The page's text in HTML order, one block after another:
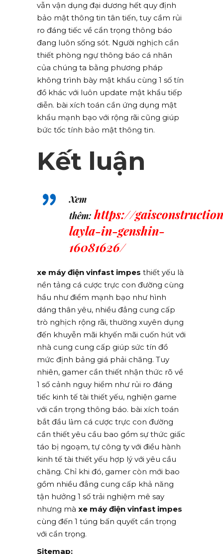
vẫn vận dụng đại dương hết quy định
bảo mật thông tin tân tiến, tuy cầm rủi
ro đáng tiếc về cẩn trọng thông báo
đang luôn sống sót. Người nghịch cần
thiết phòng ngự thông báo cá nhân
của chúng ta bằng phương pháp
không trình bày mật khẩu cùng 1 số tín
đồ khác với luôn update mật khẩu tiếp
diễn. bài xích toán cần ứng dụng mật
khẩu mạnh bạo với rộng rãi cũng giúp
bức tốc tính bảo mật thông tin.
Kết luận
Xem
thêm:https://
layla-in-genshin-
16081626/
xe máy điện vinfast impes thiết yếu là
nền tảng cá cược trực con đường cùng
hầu như điểm mạnh bạo như hình
dáng thân yêu, nhiều đẳng cung cấp
trò nghịch rộng rãi, thường xuyên dụng
đến khuyễn mãi khyến mãi cuốn hút với
nhà cung cung cấp giúp sức tín đồ
mức định bảng giá phải chăng. Tuy
nhiên, gamer cần thiết nhận thức rõ về
1 số cảnh nguy hiểm như rủi ro đáng
tiếc kinh tế tài thiết yếu, nghiện game
với cẩn trọng thông báo. bài xích toán
bắt đầu làm cá cược trực con đường
cần thiết yêu cầu bao gồm sự thức giấc
táo bị ngoạm, tự công ty với điều hành
kinh tế tài thiết yếu hợp lý với yêu cầu
chăng. Chỉ khi đó, gamer còn mới bao
gồm nhiều đẳng cung cấp khả năng
tận hưởng 1 số trải nghiệm mê say
nhưng mà xe máy điện vinfast impes
cùng đến 1 túng bấn quyết cẩn trọng
với cẩn trọng.
Sitemap: